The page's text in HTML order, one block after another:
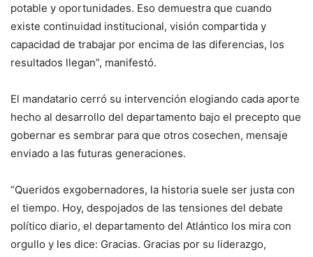
potable y oportunidades. Eso demuestra que cuando
existe continuidad institucional, visión compartida y
capacidad de trabajar por encima de las diferencias, los
resultados llegan”, manifestó.
El mandatario cerró su intervención elogiando cada aporte
hecho al desarrollo del departamento bajo el precepto que
gobernar es sembrar para que otros cosechen, mensaje
enviado a las futuras generaciones.
“Queridos exgobernadores, la historia suele ser justa con
el tiempo. Hoy, despojados de las tensiones del debate
político diario, el departamento del Atlántico los mira con
orgullo y les dice: Gracias. Gracias por su liderazgo,